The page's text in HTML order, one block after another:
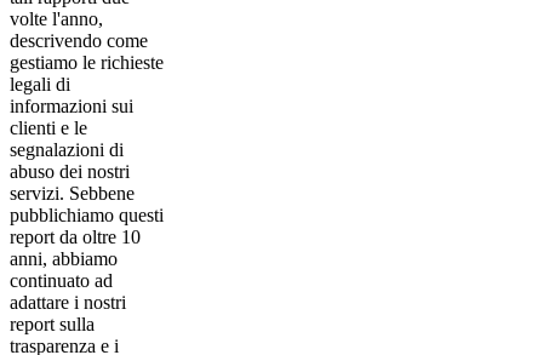
volte l'anno,
descrivendo come
gestiamo le richieste
legali di
informazioni sui
clienti e le
segnalazioni di
abuso dei nostri
servizi. Sebbene
pubblichiamo questi
report da oltre 10
anni, abbiamo
continuato ad
adattare i nostri
report sulla
trasparenza e i